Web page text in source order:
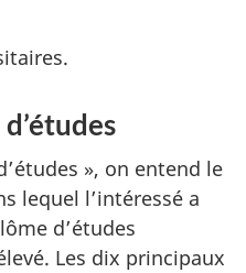
», on entend le
lequel l’intéressé a
d’études
Les dix principaux